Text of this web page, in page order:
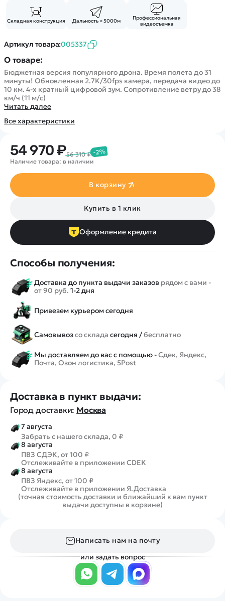
Складная конструкция Дальность < 5000м
Профессиональная
видеосъемка
Артикул товара:005337
О товаре:
Бюджетная версия популярного дрона. Время полета до 31
минуты! Обновленная 2.7K/30fps камера, передача видео до
10 км. 4-х кратный цифровой зум. Сопротивление ветру до 38
км/ч (11 м/с)
Читать далее
Все характеристики
54 970 ₽56 310 ₽ -2%
Наличие товара: в наличии
В корзину
Купить в 1 клик
Оформление кредита
Способы получения:
Доставка до пункта выдачи заказов рядом с вами -
от 90 руб. 1-2 дня
Привезем курьером сегодня
Самовывозсо склада сегодня /бесплатно
Мы доставляем до вас с помощью -Сдек, Яндекс,
Почта, Озон логистика, 5Post
Доставка в пункт выдачи:
Город доставки: Москва
7 августа
Забрать с нашего склада, 0 ₽
8 августа
ПВЗ СДЭК, от 100 ₽
Отслеживайте в приложении CDEK
8 августа
ПВЗ Яндекс, от 100 ₽
Отслеживайте в приложении Я.Доставка
(точная стоимость доставки и ближайший к вам пункт
выдачи доступны в корзине)
Написать нам на почту
или задать вопрос
Катера
Самолеты
Сборные модели
Детские электромобили
Спецтехника
Железные дороги
Статьи про беспилотники
Аренда Квадрокоптеров
Покупка в кредит
Контакты
Отследить заказ
Оплата на сайте